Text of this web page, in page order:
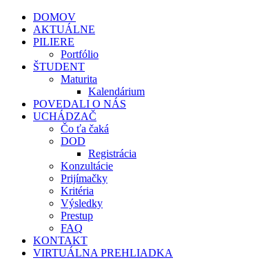
DOMOV
AKTUÁLNE
PILIERE
Portfólio
ŠTUDENT
Maturita
Kalendárium
POVEDALI O NÁS
UCHÁDZAČ
Čo ťa čaká
DOD
Registrácia
Konzultácie
Prijímačky
Kritéria
Výsledky
Prestup
FAQ
KONTAKT
VIRTUÁLNA PREHLIADKA